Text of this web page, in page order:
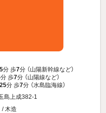
5分 歩7分 （山陽新幹線など）
分 歩7分 （山陽線など）
25分 歩7分 （水島臨海線）
島上成382-1
/ 木造